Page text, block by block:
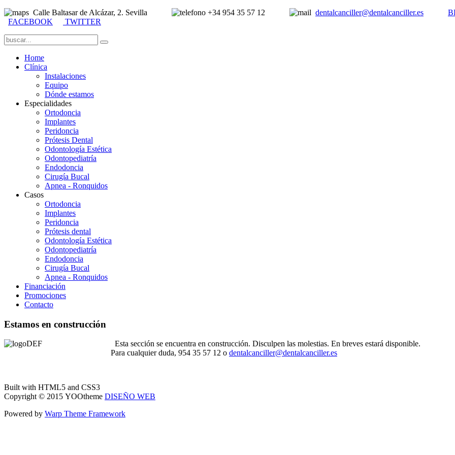
Calle Baltasar de Alcázar, 2. Sevilla +34 954 35 57 12 dentalcanciller@dentalcanciller.es
FACEBOOK
TWITTER
Home
Clínica
Instalaciones
Equipo
Dónde estamos
Especialidades
Ortodoncia
Implantes
Peridoncia
Prótesis Dental
Odontología Estética
Odontopediatría
Endodoncia
Cirugía Bucal
Apnea - Ronquidos
Casos
Ortodoncia
Implantes
Peridoncia
Prótesis dental
Odontología Estética
Odontopediatría
Endodoncia
Cirugía Bucal
Apnea - Ronquidos
Financiación
Promociones
Contacto
Estamos en construcción
Esta sección se encuentra en construcción. Disculpen las molestias. En breves estará disponible.
Para cualquier duda, 954 35 57 12 o dentalcanciller@dentalcanciller.es
Built with HTML5 and CSS3
Copyright © 2015 YOOtheme DISEÑO WEB
Powered by Warp Theme Framework